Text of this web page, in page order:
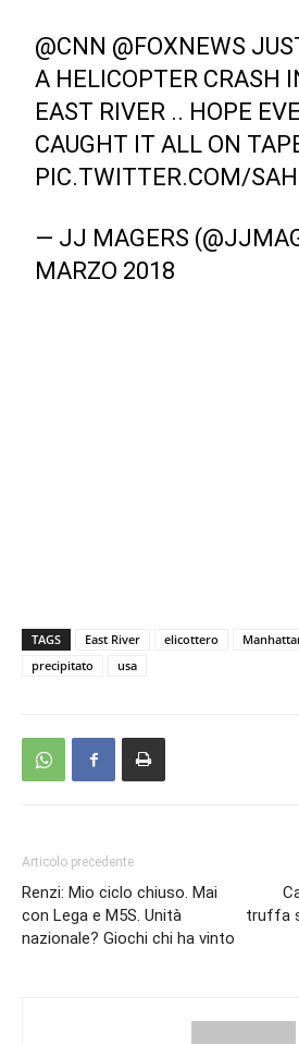
@CNN @FOXNEWS
A HELICOPTER CRASH
EAST RIVER .. HOPE
CAUGHT IT ALL ON
PIC.TWITTER.COM/
— JJ MAGERS
MARZO 2018
TAGS East River elicottero
precipitato
usa
Articolo precedente
Renzi: Mio ciclo chiuso. Mai
con Lega e M5S. Unità
nazionale? Giochi chi ha vinto
truffa